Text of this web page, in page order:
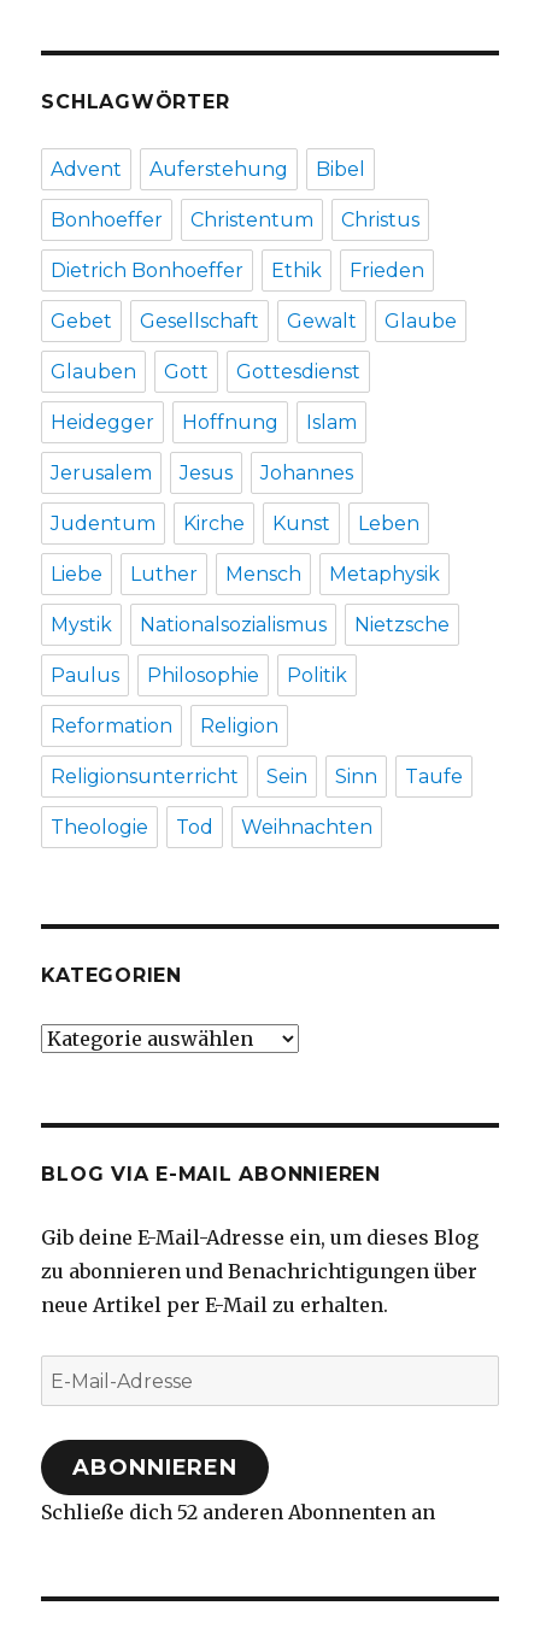
SCHLAGWÖRTER
Advent Auferstehung Bibel
Bonhoeffer Christentum Christus
Dietrich Bonhoeffer Ethik Frieden
Gebet Gesellschaft Gewalt Glaube
Glauben Gott Gottesdienst
Heidegger Hoffnung Islam
Jerusalem Jesus Johannes
Judentum Kirche Kunst Leben
Liebe Luther Mensch Metaphysik
Mystik Nationalsozialismus Nietzsche
Paulus Philosophie Politik
Reformation Religion
Religionsunterricht Sein Sinn Taufe
Theologie Tod Weihnachten
KATEGORIEN
Kategorien
BLOG VIA E-MAIL ABONNIEREN
Gib deine E-Mail-Adresse ein, um dieses Blog
zu abonnieren und Benachrichtigungen über
neue Artikel per E-Mail zu erhalten.
E-
Mail-
Adresse
ABONNIEREN
Schließe dich 52 anderen Abonnenten an